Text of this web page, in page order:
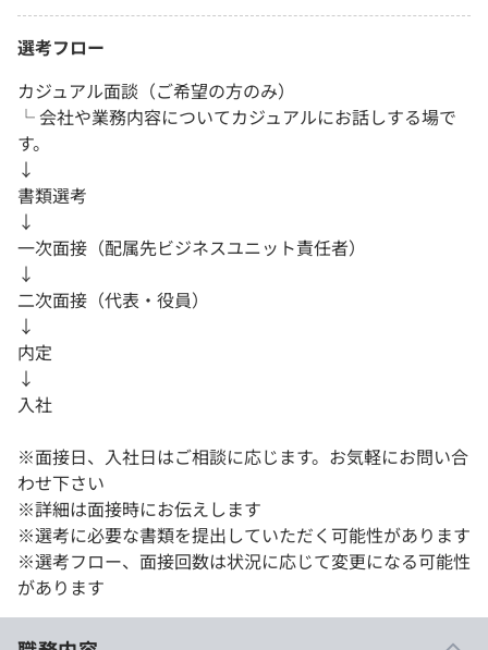
選考フロー
カジュアル面談（ご希望の方のみ）
└ 会社や業務内容についてカジュアルにお話しする場で
す。
↓
書類選考
↓
一次面接（配属先ビジネスユニット責任者）
↓
二次面接（代表・役員）
↓
内定
↓
入社
※面接日、入社日はご相談に応じます。お気軽にお問い合
わせ下さい
※詳細は面接時にお伝えします
※選考に必要な書類を提出していただく可能性があります
※選考フロー、面接回数は状況に応じて変更になる可能性
があります